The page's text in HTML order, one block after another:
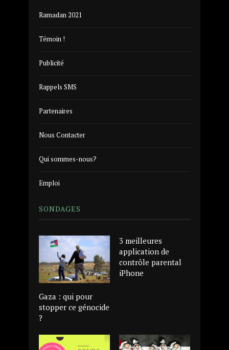
Ramadan 2021
Témoin !
Publicité
Rappels SMS
Partenaires
Nous Contacter
Qui sommes-nous?
Emploi
SONDAGES
Gaza : qui pour
stopper ce génocide
?
3 meilleures
application de
contrôle parental
iPhone